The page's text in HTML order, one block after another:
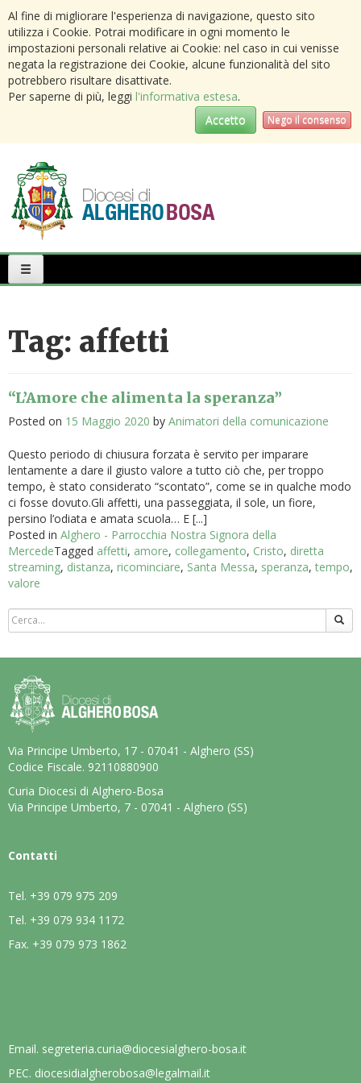
Al fine di migliorare l'esperienza di navigazione, questo sito
utilizza i Cookie. Potrai modificare in ogni momento le
impostazioni personali relative ai Cookie: nel caso in cui venisse
negata la registrazione dei Cookie, alcune funzionalità del sito
potrebbero risultare disattivate.
Per saperne di più, leggi l'informativa estesa.
Accetto
Nego il consenso
Menu
Tag: affetti
“L’Amore che alimenta la speranza”
Posted on 15 Maggio 2020 by Animatori della comunicazione
Questo periodo di chiusura forzata è servito per imparare
lentamente a dare il giusto valore a tutto ciò che, per troppo
tempo, è stato considerato “scontato”, come se in qualche modo
ci fosse dovuto.Gli affetti, una passeggiata, il sole, un fiore,
persino l’odiata e amata scuola… E [...]
Posted in Alghero - Parrocchia Nostra Signora della
MercedeTagged affetti, amore, collegamento, Cristo, diretta
streaming, distanza, ricominciare, Santa Messa, speranza,tempo,
valore
Via Principe Umberto, 17 - 07041 - Alghero (SS)
Codice Fiscale. 92110880900
Curia Diocesi di Alghero-Bosa
Via Principe Umberto, 7 - 07041 - Alghero (SS)
Contatti
Tel. +39 079 975 209
Tel. +39 079 934 1172
Fax. +39 079 973 1862
Email. segreteria.curia@diocesialghero-bosa.it
PEC. diocesidialgherobosa@legalmail.it